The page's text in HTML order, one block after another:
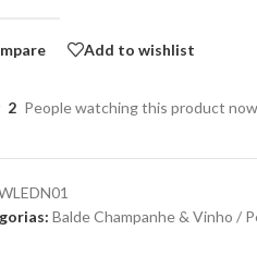
Add to wishlist
2 People watching this product
Balde Champanhe & Vinho /